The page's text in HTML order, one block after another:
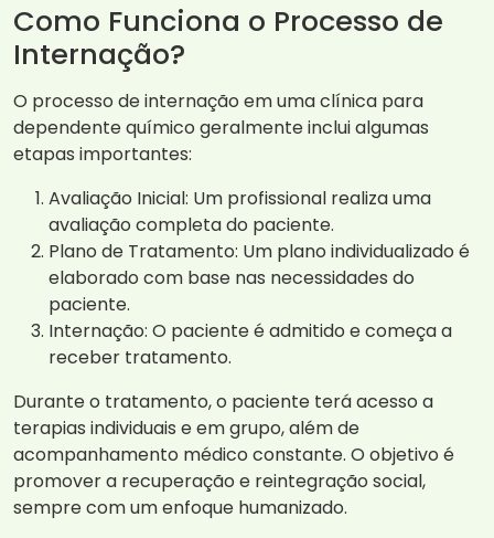
Como Funciona o Processo de
Internação?
O processo de internação em uma clínica para
dependente químico geralmente inclui algumas
etapas importantes:
Avaliação Inicial: Um profissional realiza uma
avaliação completa do paciente.
Plano de Tratamento: Um plano individualizado é
elaborado com base nas necessidades do
paciente.
Internação: O paciente é admitido e começa a
receber tratamento.
Durante o tratamento, o paciente terá acesso a
terapias individuais e em grupo, além de
acompanhamento médico constante. O objetivo é
promover a recuperação e reintegração social,
sempre com um enfoque humanizado.